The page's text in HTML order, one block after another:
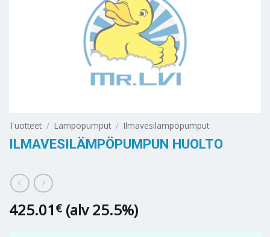
Tuotteet / Lämpöpumput / Ilmavesilämpöpumput
ILMAVESILÄMPÖPUMPUN HUOLTO
425.01 € (alv 25.5%)